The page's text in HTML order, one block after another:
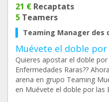
21 € Recaptats
5 Teamers
Teaming Manager des
Muévete el doble por
Quieres apostar el doble
Enfermedades Raras??
arena en grupo Teaming
en Muévete el doble por las